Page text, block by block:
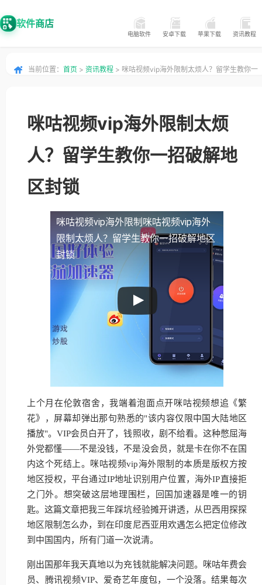
软件商店
电脑软件 安卓下载 苹果下载 资讯教程
当前位置： 首页 > 资讯教程 > 咪咕视频vip海外限制太烦人？留学生教你一
咪咕视频vip海外限制太烦
人？留学生教你一招破解地
区封锁
咪咕视频vip海外限制 咪咕视频vip海外
限制太烦人？留学生教你一招破解地区
封锁
上个月在伦敦宿舍，我端着泡面点开咪咕视频想追《繁
花》，屏幕却弹出那句熟悉的"该内容仅限中国大陆地区
播放"。VIP会员白开了，钱照收，剧不给看。这种憋屈海
外党都懂——不是没钱，不是没会员，就是卡在你不在国
内这个死结上。咪咕视频vip海外限制的本质是版权方按
地区授权，平台通过IP地址识别用户位置，海外IP直接拒
之门外。想突破这层地理围栏，回国加速器是唯一的钥
匙。这篇文章把我三年踩坑经验摊开讲透，从巴西用探探
地区限制怎么办，到在印度尼西亚用欢遇怎么把定位修改
到中国国内，所有门道一次说清。
刚出国那年我天真地以为充钱就能解决问题。咪咕年费会
员、腾讯视频VIP、爱奇艺年度包，一个没落。结果每次